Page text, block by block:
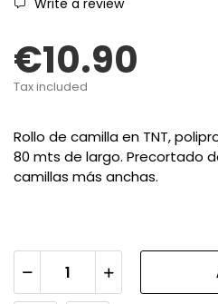
Write a review
€10.90
Tax included
Rollo de camilla en TNT,
80 mts de largo. Precortado
camillas más anchas.